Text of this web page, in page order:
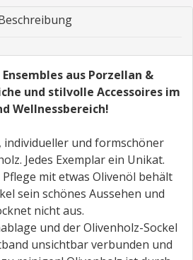
aus Porzellan &
und stilvolle Accessoires im
Wellnessbereich!
individueller und formschöner
Jedes Exemplar ein Unikat.
mit etwas Olivenöl behält
sein schönes Aussehen und
nicht aus.
und der Olivenholz-Sockel
unsichtbar verbunden und